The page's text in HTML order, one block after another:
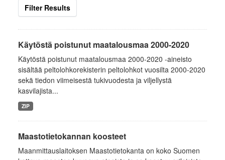
Filter Results
Käytöstä poistunut maatalousmaa 2000-2020
Käytöstä poistunut maatalousmaa 2000-2020 -aineisto
sisältää peltolohkorekisterin peltolohkot vuosilta 2000-2020
sekä tiedon viimeisestä tukivuodesta ja viljellystä
kasvilajista...
ZIP
Maastotietokannan koosteet
Maanmittauslaitoksen Maastotietokanta on koko Suomen